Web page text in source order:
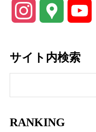
Instagram Google
サイト内検索
RANKING